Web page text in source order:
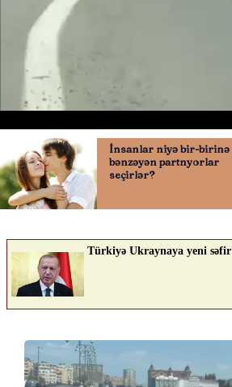
22.06.2026
Nə düşünürsən?